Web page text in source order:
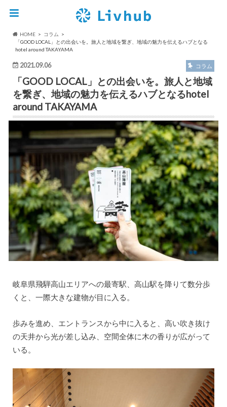
HOME
コラム
「GOOD LOCAL」との出会いを。旅人と地域を繋ぎ、地域の魅力を伝えるハブとなる
hotel around TAKAYAMA
2021.09.06 コラム
「GOOD LOCAL」との出会いを。旅人と地域
を繋ぎ、地域の魅力を伝えるハブとなるhotel
around TAKAYAMA
岐阜県飛騨高山エリアへの最寄駅、高山駅を降りて数分歩
くと、一際大きな建物が目に入る。
歩みを進め、エントランスから中に入ると、高い吹き抜け
の天井から光が差し込み、空間全体に木の香りが広がって
いる。